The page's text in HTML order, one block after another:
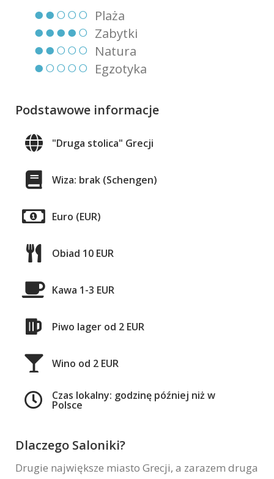
●●○○○ Plaża
●●●●○ Zabytki
●●○○○ Natura
●○○○○ Egzotyka
Podstawowe informacje
"Druga stolica" Grecji
Wiza: brak (Schengen)
Euro (EUR)
Obiad 10 EUR
Kawa 1-3 EUR
Piwo lager od 2 EUR
Wino od 2 EUR
Czas lokalny: godzinę później niż w
Polsce
Dlaczego Saloniki?
Drugie największe miasto Grecji, a zarazem druga